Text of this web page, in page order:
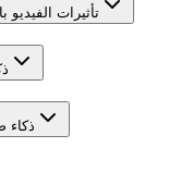
تأثيرات الفيديو
ذكاء